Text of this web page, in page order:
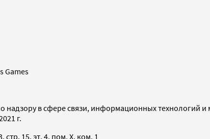
Games
надзору в сфере связи, информационных технологий
г.
15, эт. 4, пом. X, ком. 1